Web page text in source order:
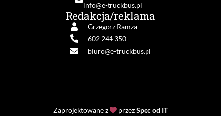
info@e-truckbus.pl
Redakcja/reklama
Grzegorz Ramza
602 244 350
biuro@e-truckbus.pl
Zaprojektowane z przezSpec od IT